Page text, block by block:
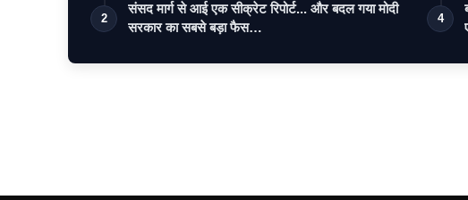
2
संसद मार्ग से आई एक सीक्रेट रिपोर्ट... और बदल गया मोदी
सरकार का सबसे बड़ा फैस…
4